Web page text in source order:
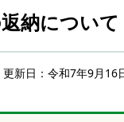
納について
更新日： 令和7年9月16